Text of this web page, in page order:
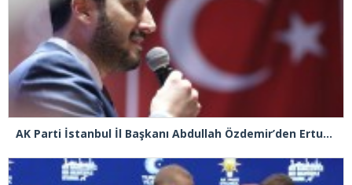
AK Parti İstanbul İl Başkanı Abdullah Özdemir’den Ertuğrul Özkök’e “Franco” tepkisi